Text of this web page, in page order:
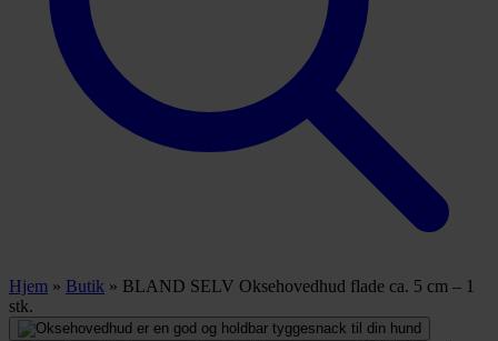
Hjem » Butik » BLAND SELV Oksehovedhud flade ca. 5 cm – 1
stk.